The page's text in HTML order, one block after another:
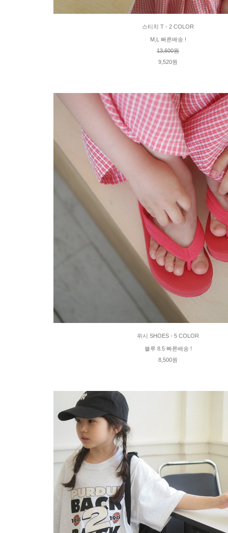
스티치 T - 2 COLOR
M,L 빠른배송 !
13,600원
9,520원
위시 SHOES - 5 COLOR
블루 8.5 빠른배송 !
8,500원